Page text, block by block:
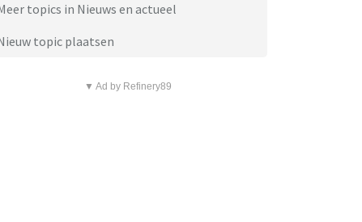
topics in Nieuws en actueel
topic plaatsen
▼ Ad by Refinery89